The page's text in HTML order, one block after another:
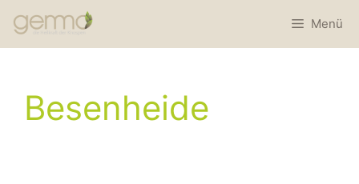
Menü
Besenheide